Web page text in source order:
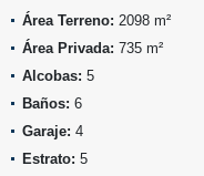
Área Terreno: 2098 m²
Área Privada: 735 m²
Alcobas: 5
Baños: 6
Garaje: 4
Estrato: 5